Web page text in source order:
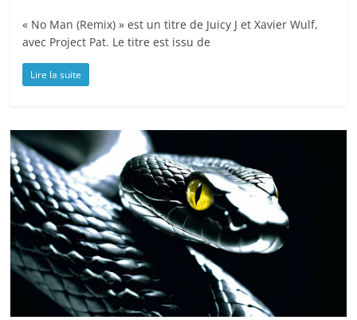
« No Man (Remix) » est un titre de Juicy J et Xavier Wulf,
avec Project Pat. Le titre est issu de
Lire la suite